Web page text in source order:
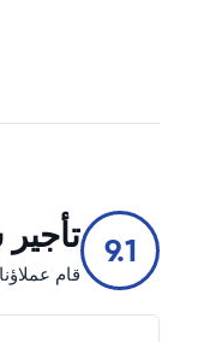
9.1
قام عملاؤنا